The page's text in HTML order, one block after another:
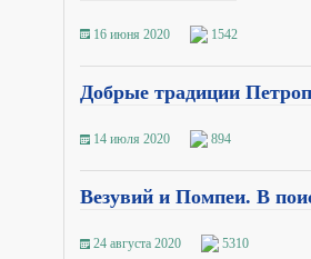
16 июня 2020 1542
Добрые традиции
14 июля 2020 894
Везувий и Помпеи. В
24 августа 2020 5310